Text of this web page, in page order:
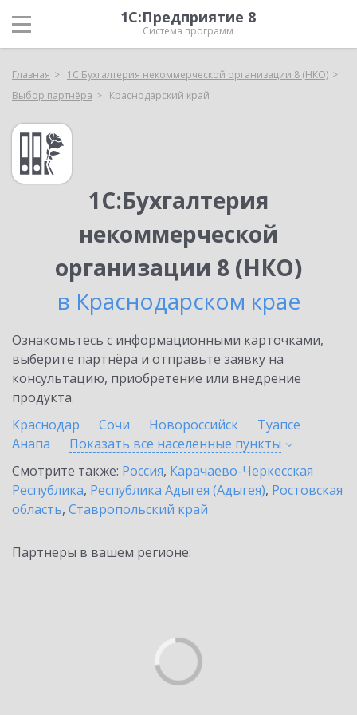
1С:Предприятие 8
Система программ
Главная
1С:Бухгалтерия некоммерческой организации 8 (НКО)
Выбор партнёра
Краснодарский край
1С:Бухгалтерия
некоммерческой
организации 8 (НКО)
в Краснодарском крае
Ознакомьтесь с информационными карточками,
выберите партнёра и отправьте заявку на
консультацию, приобретение или внедрение
продукта.
Краснодар
Сочи Новороссийск
Туапсе
Анапа
Показать все населенные пункты
Смотрите также: Россия, Карачаево-Черкесская
Республика, Республика Адыгея (Адыгея), Ростовская
область, Ставропольский край
Партнеры в вашем регионе: